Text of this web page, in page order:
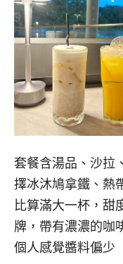
套餐含湯品、沙拉
擇冰沐鳩拿鐵、熱
比算滿大一杯，甜
牌，帶有濃濃的咖
個人感覺醬料偏少